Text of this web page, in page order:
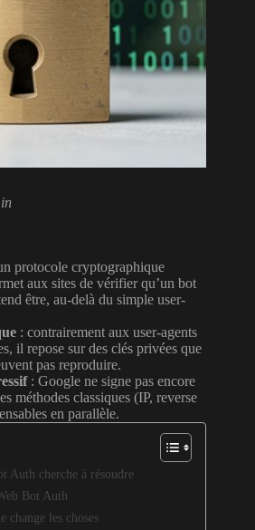
protocole cryptographique
aux sites de vérifier qu’un bot
être, au-delà du simple user-
: contrairement aux user-agents
il repose sur des clés privées que
pas reproduire.
: Google ne signe pas encore
méthodes classiques (IP, reverse
en parallèle.
Auth cherche à résoudre
Bot Auth
change les choses